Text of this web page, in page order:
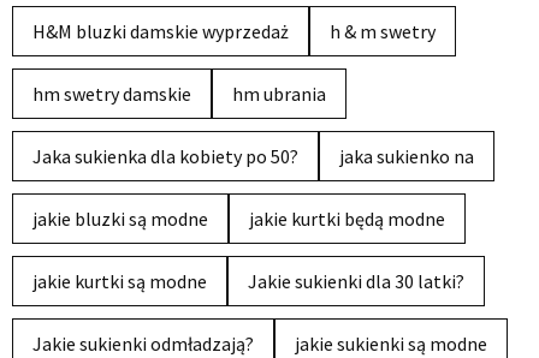
H&M bluzki damskie wyprzedaż h & m swetry
hm swetry damskie hm ubrania
Jaka sukienka dla kobiety po 50? jaka sukienko na
jakie bluzki są modne jakie kurtki będą modne
jakie kurtki są modne Jakie sukienki dla 30 latki?
Jakie sukienki odmładzają? jakie sukienki są modne